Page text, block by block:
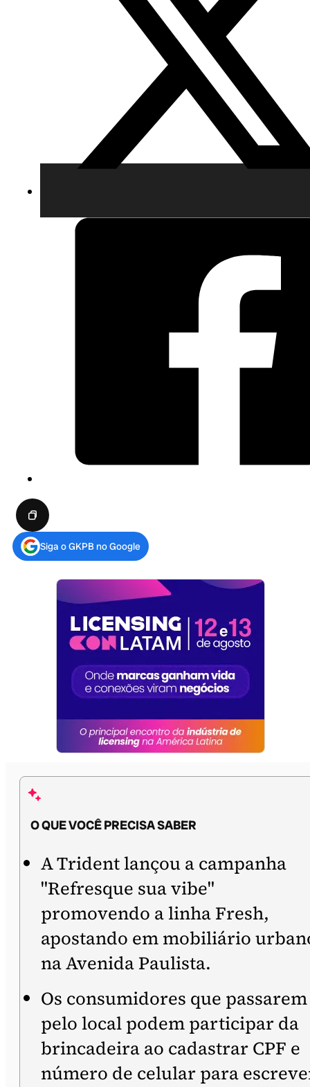
Siga o GKPB no Google
O QUE VOCÊ PRECISA SABER
A Trident lançou a campanha
"Refresque sua vibe"
promovendo a linha Fresh,
apostando em mobiliário
na Avenida Paulista.
Os consumidores que passarem
pelo local podem participar da
brincadeira ao cadastrar CPF e
número de celular para